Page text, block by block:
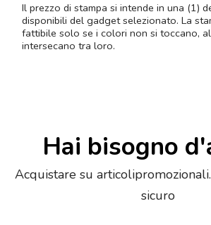
Il prezzo di stampa si intende in una (1)
disponibili del gadget selezionato. La
fattibile solo se i colori non si toccano,
intersecano tra loro.
Hai bisogno
Acquistare su
sicuro